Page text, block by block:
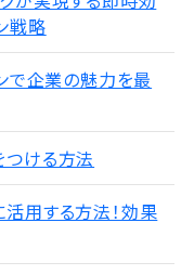
戦略
で企業の魅力を最
つける方法
用する方法！効果